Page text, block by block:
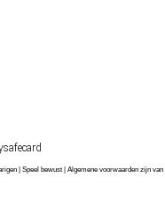
| Speel bewust | Algemene voorwaarden zijn